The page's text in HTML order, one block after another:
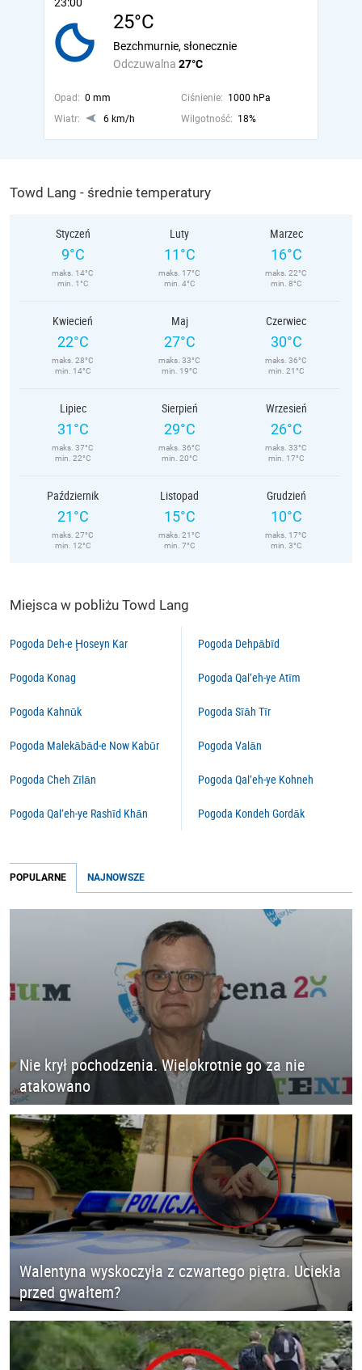
25°C
Odczuwalna 27°C
Bezchmurnie, słonecznie
Opad: 0 mm Ciśnienie: 1000 hPa
Wiatr:
6 km/h Wilgotność: 18%
Towd Lang - średnie temperatury
Styczeń
9°C
maks. 14°C
min. 1°C
Luty
11°C
maks. 17°C
min. 4°C
Marzec
16°C
maks. 22°C
min. 8°C
Kwiecień
22°C
maks. 28°C
min. 14°C
Maj
27°C
maks. 33°C
min. 19°C
Czerwiec
30°C
maks. 36°C
min. 21°C
Lipiec
31°C
maks. 37°C
min. 22°C
Sierpień
29°C
maks. 36°C
min. 20°C
Wrzesień
26°C
maks. 33°C
min. 17°C
Październik
21°C
maks. 27°C
min. 12°C
Listopad
15°C
maks. 21°C
min. 7°C
Grudzień
10°C
maks. 17°C
min. 3°C
Miejsca w pobliżu Towd Lang
Pogoda Deh-e Ḩoseyn Kar
Pogoda Konag
Pogoda Kahnūk
Pogoda Malekābād-e Now Kabūr
Pogoda Cheh Zīlān
Pogoda Qal‘eh-ye Rashīd Khān
Pogoda Dehpābīd
Pogoda Qal‘eh-ye Atīm
Pogoda Sīāh Tīr
Pogoda Valān
Pogoda Qal‘eh-ye Kohneh
Pogoda Kondeh Gordāk
POPULARNE NAJNOWSZE
Nie krył pochodzenia. Wielokrotnie go za nie
atakowano
Walentyna wyskoczyła z czwartego piętra. Uciekła
przed gwałtem?